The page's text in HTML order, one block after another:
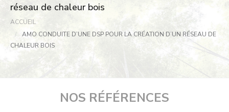
réseau de chaleur bois
ACCUEIL
AMO CONDUITE D’UNE DSP POUR LA CRÉATION D’UN RÉSEAU DE
CHALEUR BOIS
NOS RÉFÉRENCES